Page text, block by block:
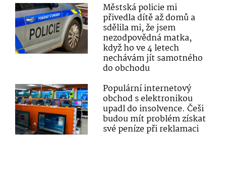
Městská policie mi
přivedla dítě až domů a
sdělila mi, že jsem
nezodpovědná matka,
když ho ve 4 letech
nechávám jít samotného
do obchodu
Populární internetový
obchod s elektronikou
upadl do insolvence. Češi
budou mít problém získat
své peníze při reklamaci